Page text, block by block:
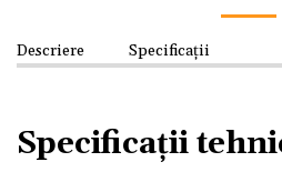
Descriere Specificații
Specificații